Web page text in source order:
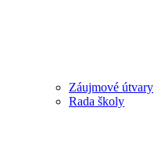
Záujmové útvary
Rada školy